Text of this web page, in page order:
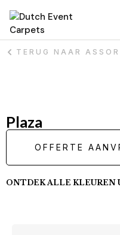
TERUG NAAR
Plaza
OFFERTE
ONTDEK ALLE